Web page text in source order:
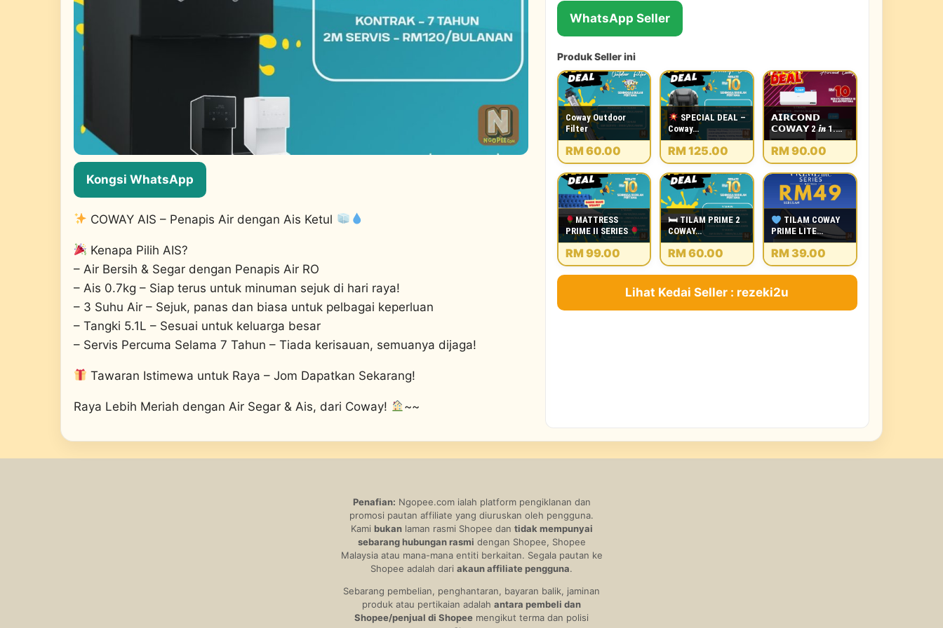
Kongsi WhatsApp
COWAY AIS – Penapis Air dengan Ais Ketul
Kenapa Pilih AIS?
– Air Bersih & Segar dengan Penapis Air RO
– Ais 0.7kg – Siap terus untuk minuman sejuk di hari raya!
– 3 Suhu Air – Sejuk, panas dan biasa untuk pelbagai keperluan
– Tangki 5.1L – Sesuai untuk keluarga besar
– Servis Percuma Selama 7 Tahun – Tiada kerisauan, semuanya dijaga!
Tawaran Istimewa untuk Raya – Jom Dapatkan Sekarang!
Raya Lebih Meriah dengan Air Segar & Ais, dari Coway! ~~
WhatsApp Seller
Produk Seller ini
Coway Outdoor
Filter
RM 60.00
SPECIAL DEAL –
Coway…
RM 125.00
𝗔𝗜𝗥𝗖𝗢𝗡𝗗
𝗖𝗢𝗪𝗔𝗬 2 𝙞𝒏 1.…
RM 90.00
MATTRESS
PRIME II SERIES
RM 99.00
🛏 TILAM PRIME 2
COWAY…
RM 60.00
TILAM COWAY
PRIME LITE…
RM 39.00
Lihat Kedai Seller : rezeki2u
Penafian: Ngopee.com ialah platform pengiklanan dan
promosi pautan affiliate yang diuruskan oleh pengguna.
Kami bukanlaman rasmi Shopee dan tidak mempunyai
sebarang hubungan rasmi dengan Shopee, Shopee
Malaysia atau mana-mana entiti berkaitan. Segala pautan ke
Shopee adalah dari akaun affiliate pengguna.
Sebarang pembelian, penghantaran, bayaran balik, jaminan
produk atau pertikaian adalah antara pembeli dan
Shopee/penjual di Shopee mengikut terma dan polisi